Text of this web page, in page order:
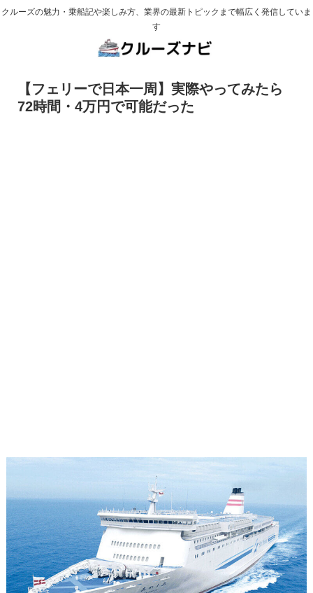
クルーズの魅力・乗船記や楽しみ方、業界の最新トピックまで幅広く発信していま
す
【フェリーで日本一周】実際やってみたら
72時間・4万円で可能だった